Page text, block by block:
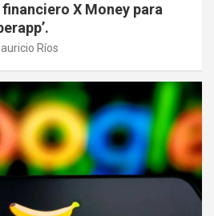
X Money para
Ríos